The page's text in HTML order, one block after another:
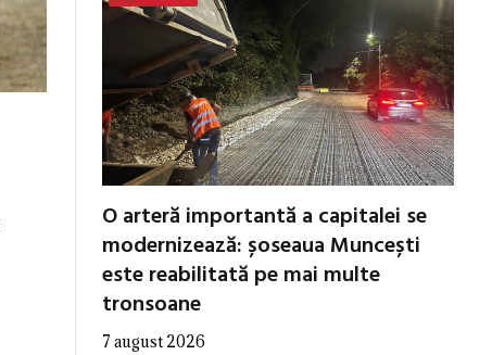
O arteră importantă a capitalei se
modernizează: șoseaua Muncești
este reabilitată pe mai multe
tronsoane
7 august 2026